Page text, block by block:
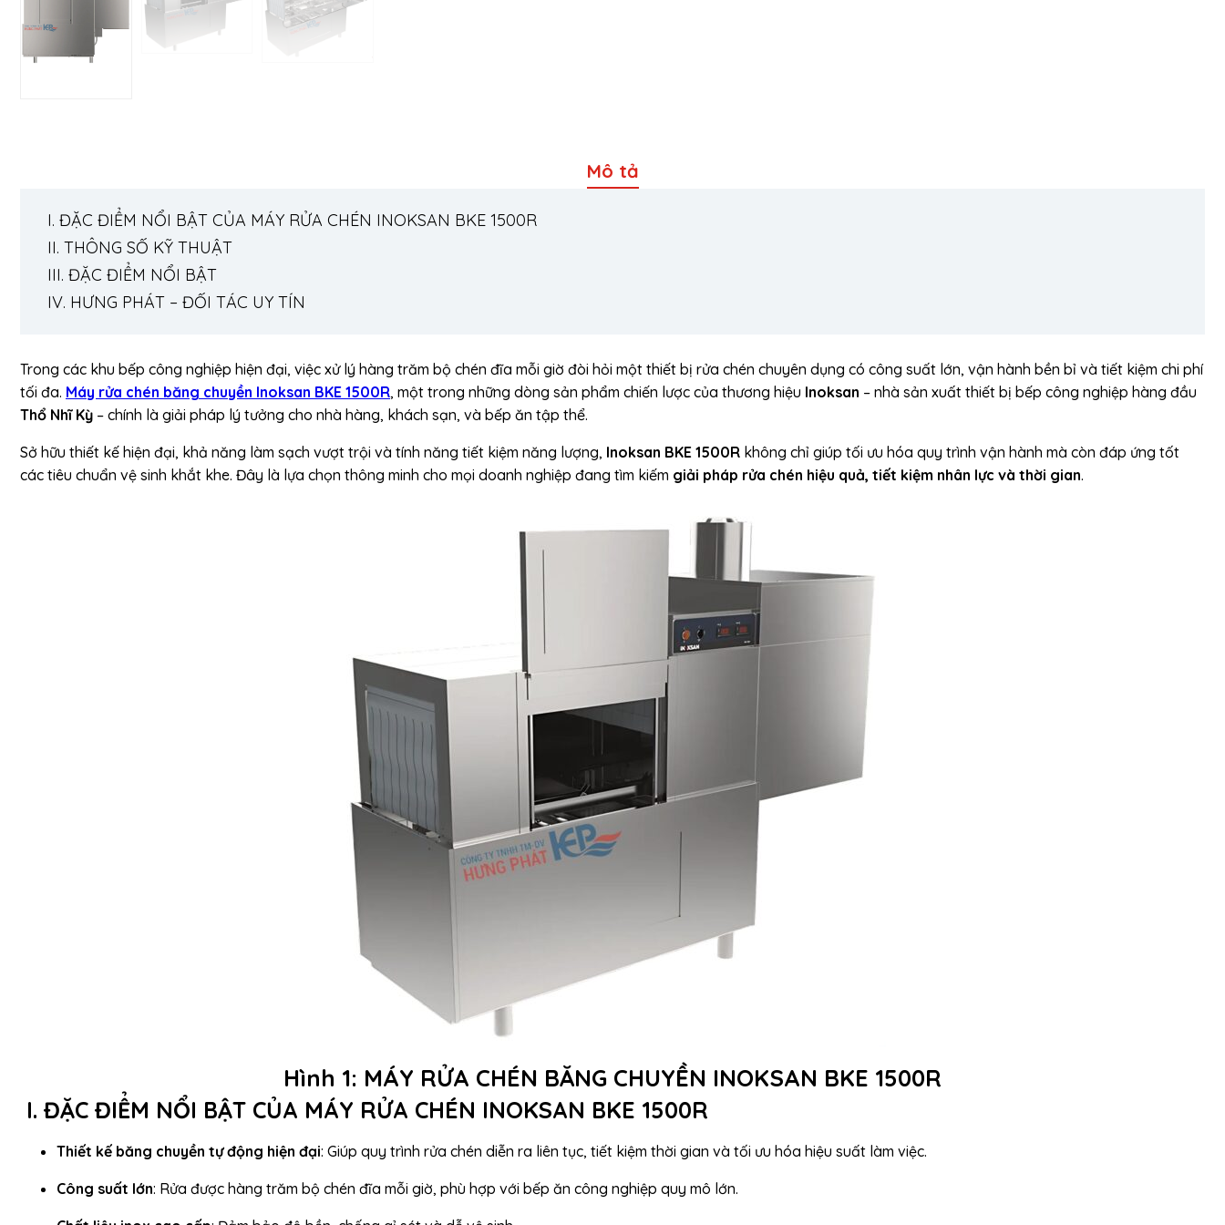
Mô tả
I. ĐẶC ĐIỂM NỔI BẬT CỦA MÁY RỬA CHÉN INOKSAN BKE 1500R
II. THÔNG SỐ KỸ THUẬT
III. ĐẶC ĐIỂM NỔI BẬT
IV. HƯNG PHÁT – ĐỐI TÁC UY TÍN
Trong các khu bếp công nghiệp hiện đại, việc xử lý hàng trăm bộ chén đĩa mỗi giờ đòi hỏi một thiết bị rửa chén chuyên dụng có công suất lớn, vận hành bền bỉ và tiết kiệm chi phí
tối đa. Máy rửa chén băng chuyền Inoksan BKE 1500R, một trong những dòng sản phẩm chiến lược của thương hiệu Inoksan – nhà sản xuất thiết bị bếp công nghiệp hàng đầu
Thổ Nhĩ Kỳ – chính là giải pháp lý tưởng cho nhà hàng, khách sạn, và bếp ăn tập thể.
Sở hữu thiết kế hiện đại, khả năng làm sạch vượt trội và tính năng tiết kiệm năng lượng, Inoksan BKE 1500R không chỉ giúp tối ưu hóa quy trình vận hành mà còn đáp ứng tốt
các tiêu chuẩn vệ sinh khắt khe. Đây là lựa chọn thông minh cho mọi doanh nghiệp đang tìm kiếm giải pháp rửa chén hiệu quả, tiết kiệm nhân lực và thời gian.
Hình 1: MÁY RỬA CHÉN BĂNG CHUYỀN INOKSAN BKE 1500R
I. ĐẶC ĐIỂM NỔI BẬT CỦA MÁY RỬA CHÉN INOKSAN BKE 1500R
Thiết kế băng chuyền tự động hiện đại: Giúp quy trình rửa chén diễn ra liên tục, tiết kiệm thời gian và tối ưu hóa hiệu suất làm việc.
Công suất lớn: Rửa được hàng trăm bộ chén đĩa mỗi giờ, phù hợp với bếp ăn công nghiệp quy mô lớn.